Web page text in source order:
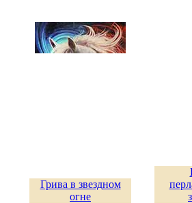
Грива в звездном
огне